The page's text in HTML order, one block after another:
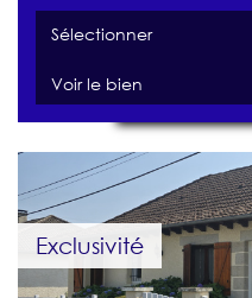
Sélectionner
Voir le bien
Exclusivité